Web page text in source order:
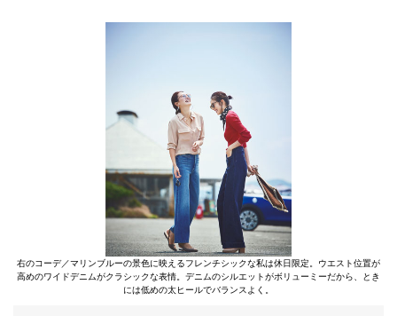
右のコーデ／マリンブルーの景色に映えるフレンチシックな私は休日限定。ウエスト位置が
高めのワイドデニムがクラシックな表情。デニムのシルエットがボリューミーだから、とき
には低めの太ヒールでバランスよく。